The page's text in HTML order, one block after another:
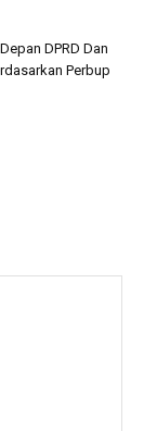
DPRD Dan
Perbup